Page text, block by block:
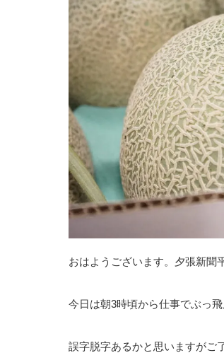
おはようございます。夕張新聞
今日は朝3時頃から仕事でぶっ
誤字脱字あるかと思いますがご